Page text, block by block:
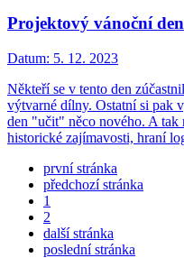
Projektový vánoční den
Datum: 5. 12. 2023
Někteří se v tento den
výtvarné dílny. Ostatní si pak
den "učit" něco nového. A tak
historické zajímavosti, hraní
první stránka
předchozí stránka
1
2
další stránka
poslední stránka